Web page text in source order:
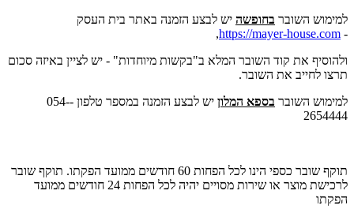
למימוש השובר בחופשה יש לבצע הזמנה באתר בית העסק
-
https://mayer-house.com
,
ולהוסיף את קוד השובר המלא ב"בקשות מיוחדות" - יש לציין באיזה סכום
תרצו לחייב את השובר.
למימוש השובר בספא המלון
יש לבצע הזמנה במספר טלפון -054-
2654444
תוקף שובר כספי הינו לכל הפחות 60 חודשים ממועד הפקתו. תוקף שובר
לרכישת מוצר או שירות מסויים יהיה לכל הפחות 24 חודשים ממועד
הפקתו